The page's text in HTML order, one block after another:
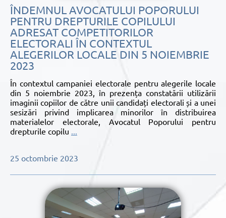
ÎNDEMNUL AVOCATULUI POPORULUI
PENTRU DREPTURILE COPILULUI
ADRESAT COMPETITORILOR
ELECTORALI ÎN CONTEXTUL
ALEGERILOR LOCALE DIN 5 NOIEMBRIE
2023
În contextul campaniei electorale pentru alegerile locale
din 5 noiembrie 2023, în prezența constatării utilizării
imaginii copiilor de către unii candidați electorali și a unei
sesizări privind implicarea minorilor în distribuirea
materialelor electorale, Avocatul Poporului pentru
drepturile copilu
25 octombrie 2023